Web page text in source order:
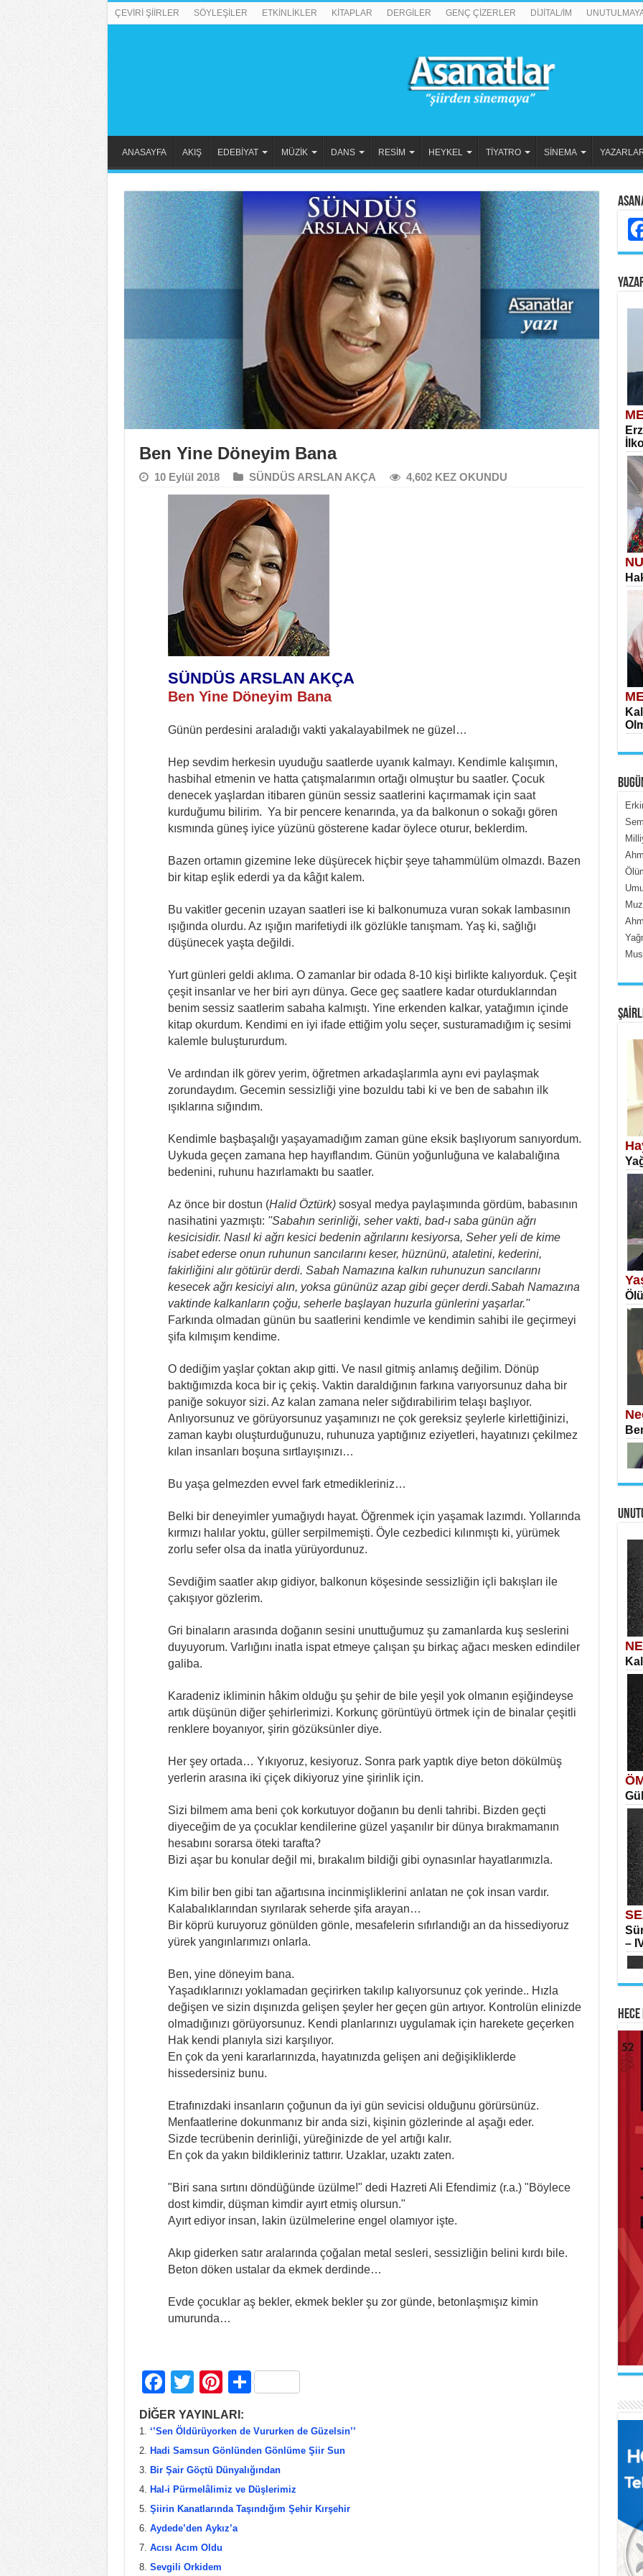
ÇEVİRİ ŞİİRLER SÖYLEŞİLER ETKİNLİKLER KİTAPLAR DERGİLER GENÇ ÇİZERLER DİJİTAL/İM
ANASAYFA AKIŞ EDEBİYAT MÜZİK DANS RESİM HEYKEL TİYATRO SİNEMA
Ben Yine Döneyim Bana
10 Eylül 2018 SÜNDÜS ARSLAN AKÇA 4,602 KEZ OKUNDU
SÜNDÜS ARSLAN AKÇA
Ben Yine Döneyim Bana
Günün perdesini araladığı vakti yakalayabilmek ne güzel…
Hep sevdim herkesin uyuduğu saatlerde uyanık kalmayı. Kendimle kalışımın,
hasbihal etmenin ve hatta çatışmalarımın ortağı olmuştur bu saatler. Çocuk
denecek yaşlardan itibaren günün sessiz saatlerini kaçırmamak için saat
kurduğumu bilirim. Ya bir pencere kenarında, ya da balkonun o sokağı gören
kısmında güneş iyice yüzünü gösterene kadar öylece oturur, beklerdim.
Bazen ortamın gizemine leke düşürecek hiçbir şeye tahammülüm olmazdı. Bazen
bir kitap eşlik ederdi ya da kâğıt kalem.
Bu vakitler gecenin uzayan saatleri ise ki balkonumuza vuran sokak lambasının
ışığında olurdu. Az ışığın marifetiydi ilk gözlükle tanışmam. Yaş ki, sağlığı
düşünecek yaşta değildi.
Yurt günleri geldi aklıma. O zamanlar bir odada 8-10 kişi birlikte kalıyorduk. Çeşit
çeşit insanlar ve her biri ayrı dünya. Gece geç saatlere kadar oturduklarından
benim sessiz saatlerim sabaha kalmıştı. Yine erkenden kalkar, yatağımın içinde
kitap okurdum. Kendimi en iyi ifade ettiğim yolu seçer, susturamadığım iç sesimi
kalemle buluştururdum.
Ve ardından ilk görev yerim, öğretmen arkadaşlarımla aynı evi paylaşmak
zorundaydım. Gecemin sessizliği yine bozuldu tabi ki ve ben de sabahın ilk
ışıklarına sığındım.
Kendimle başbaşalığı yaşayamadığım zaman güne eksik başlıyorum sanıyordum.
Uykuda geçen zamana hep hayıflandım. Günün yoğunluğuna ve kalabalığına
bedenini, ruhunu hazırlamaktı bu saatler.
Az önce bir dostun (Halid Öztürk)sosyal medya paylaşımında gördüm, babasının
nasihatini yazmıştı: ''Sabahın serinliği, seher vakti, bad-ı saba günün ağrı
kesicisidir. Nasıl ki ağrı kesici bedenin ağrılarını kesiyorsa, Seher yeli de kime
isabet ederse onun ruhunun sancılarını keser, hüznünü, ataletini, kederini,
fakirliğini alır götürür derdi. Sabah Namazına kalkın ruhunuzun sancılarını
kesecek ağrı kesiciyi alın, yoksa gününüz azap gibi geçer derdi.Sabah Namazına
vaktinde kalkanların çoğu, seherle başlayan huzurla günlerini yaşarlar.''
Farkında olmadan günün bu saatlerini kendimle ve kendimin sahibi ile geçirmeyi
şifa kılmışım kendime.
O dediğim yaşlar çoktan akıp gitti. Ve nasıl gitmiş anlamış değilim. Dönüp
baktığımızda koca bir iç çekiş. Vaktin daraldığının farkına varıyorsunuz daha bir
paniğe sokuyor sizi. Az kalan zamana neler sığdırabilirim telaşı başlıyor.
Anlıyorsunuz ve görüyorsunuz yaşamınızı ne çok gereksiz şeylerle kirlettiğinizi,
zaman kaybı oluşturduğunuzu, ruhunuza yaptığınız eziyetleri, hayatınızı çekilmez
kılan insanları boşuna sırtlayışınızı…
Bu yaşa gelmezden evvel fark etmedikleriniz…
Belki bir deneyimler yumağıydı hayat. Öğrenmek için yaşamak lazımdı. Yollarında
kırmızı halılar yoktu, güller serpilmemişti. Öyle cezbedici kılınmıştı ki, yürümek
zorlu sefer olsa da inatla yürüyordunuz.
Sevdiğim saatler akıp gidiyor, balkonun köşesinde sessizliğin içli bakışları ile
çakışıyor gözlerim.
Gri binaların arasında doğanın sesini unuttuğumuz şu zamanlarda kuş seslerini
duyuyorum. Varlığını inatla ispat etmeye çalışan şu birkaç ağacı mesken edindiler
galiba.
Karadeniz ikliminin hâkim olduğu şu şehir de bile yeşil yok olmanın eşiğindeyse
artık düşünün diğer şehirlerimizi. Korkunç görüntüyü örtmek için de binalar çeşitli
renklere boyanıyor, şirin gözüksünler diye.
Her şey ortada… Yıkıyoruz, kesiyoruz. Sonra park yaptık diye beton dökülmüş
yerlerin arasına iki çiçek dikiyoruz yine şirinlik için.
Sizi bilmem ama beni çok korkutuyor doğanın bu denli tahribi. Bizden geçti
diyeceğim de ya çocuklar kendilerine güzel yaşanılır bir dünya bırakmamanın
hesabını sorarsa öteki tarafta?
Bizi aşar bu konular değil mi, bırakalım bildiği gibi oynasınlar hayatlarımızla.
Kim bilir ben gibi tan ağartısına incinmişliklerini anlatan ne çok insan vardır.
Kalabalıklarından sıyrılarak seherde şifa arayan…
Bir köprü kuruyoruz gönülden gönle, mesafelerin sıfırlandığı an da hissediyoruz
yürek yangınlarımızı onlarla.
Ben, yine döneyim bana.
Yaşadıklarınızı yoklamadan geçirirken takılıp kalıyorsunuz çok yerinde.. Hızla
değişen ve sizin dışınızda gelişen şeyler her geçen gün artıyor. Kontrolün elinizde
olmadığınızı görüyorsunuz. Kendi planlarınızı uygulamak için harekete geçerken
Hak kendi planıyla sizi karşılıyor.
En çok da yeni kararlarınızda, hayatınızda gelişen ani değişikliklerde
hissedersiniz bunu.
Etrafınızdaki insanların çoğunun da iyi gün sevicisi olduğunu görürsünüz.
Menfaatlerine dokunmanız bir anda sizi, kişinin gözlerinde al aşağı eder.
Sizde tecrübenin derinliği, yüreğinizde de yel artığı kalır.
En çok da yakın bildikleriniz tattırır. Uzaklar, uzaktı zaten.
"Biri sana sırtını döndüğünde üzülme!" dedi Hazreti Ali Efendimiz (r.a.) "Böylece
dost kimdir, düşman kimdir ayırt etmiş olursun."
Ayırt ediyor insan, lakin üzülmelerine engel olamıyor işte.
Akıp giderken satır aralarında çoğalan metal sesleri, sessizliğin belini kırdı bile.
Beton döken ustalar da ekmek derdinde…
Evde çocuklar aş bekler, ekmek bekler şu zor günde, betonlaşmışız kimin
umurunda…
F
a
c
e
b
o
o
k
T
wi
tt
er
Pi
nt
er
e
st
S
ar
e
DİĞER YAYINLARI:
‘’Sen Öldürüyorken de Vururken de Güzelsin’’
Hadi Samsun Gönlünden Gönlüme Şiir Sun
Bir Şair Göçtü Dünyalığından
Hal-i Pürmelâlimiz ve Düşlerimiz
Şiirin Kanatlarında Taşındığım Şehir Kırşehir
Aydede’den Aykız’a
Acısı Acım Oldu
Sevgili Orkidem
İki
Ne
–